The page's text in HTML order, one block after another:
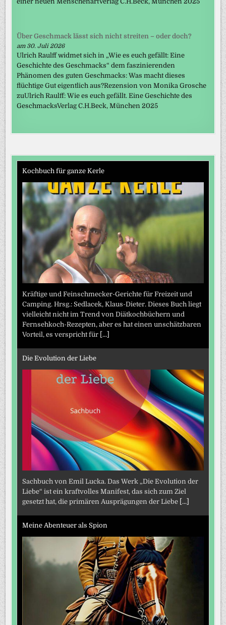
Über Geschmack lässt sich nicht streiten – oder doch?
am 30. Juli 2026
Ulrich Raulff widmet sich in „Wie es euch gefällt: Eine
Geschichte des Geschmacks“ dem faszinierenden
Phänomen des guten Geschmacks: Was macht dieses
flüchtige Gut eigentlich aus?Rezension von Monika Grosche
zuUlrich Raulff: Wie es euch gefällt. Eine Geschichte des
GeschmacksVerlag C.H.Beck, München 2025
Kochbuch für ganze Kerle
Kräftige und Feinschmecker-Gerichte für Freizeit und
Camping. Hrsg.: Sedlacek, Klaus-Dieter. Dieses Buch liegt
vielleicht nicht im Trend von Diätkochbüchern und
Fernsehkoch-Rezepten, aber es hat einen unschätzbaren
Vorteil, es verspricht für [...]
Die Evolution der Liebe
Sachbuch von Emil Lucka. Das Werk „Die Evolution der
Liebe“ ist ein kraftvolles Manifest, das sich zum Ziel
gesetzt hat, die primären Ausprägungen der Liebe [...]
Meine Abenteuer als Spion